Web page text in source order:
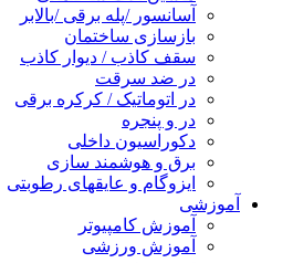
آسانسور /پله برقی /بالابر
بازسازی ساختمان
سقف کاذب / دیوار کاذب
در ضد سرقت
در اتوماتیک / کرکره برقی
در و پنجره
دکوراسیون داخلی
برق و هوشمند سازی
ایزوگام و عایقهای رطوبتی
آموزشی
آموزش کامپیوتر
آموزش ورزشی